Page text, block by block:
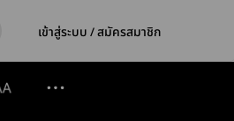
เข้าสู่ระบบ / สมัครสมาชิก